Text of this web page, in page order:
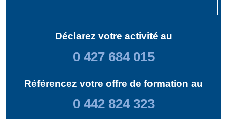
Déclarez votre activité au
0 427 684 015
Référencez votre offre de formation au
0 442 824 323